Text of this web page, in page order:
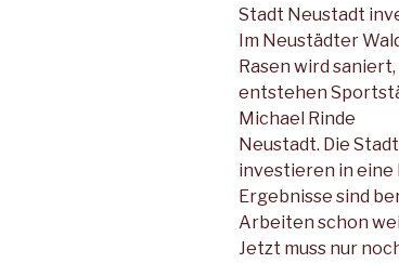
Stadt Neustadt
Im Neustädter
Rasen wird
entstehen
Michael Rinde
Neustadt. Die
investieren in eine
Ergebnisse sind
Arbeiten schon
Jetzt muss nur